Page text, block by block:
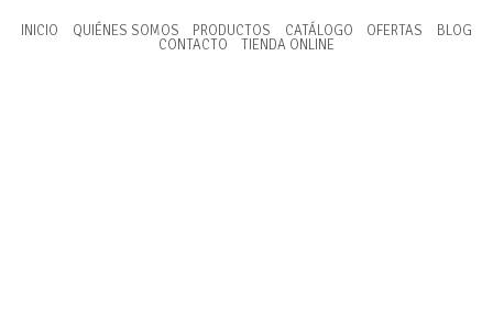
INICIO QUIÉNES SOMOS PRODUCTOS CATÁLOGO OFERTAS
BLOG
CONTACTO
TIENDA ONLINE